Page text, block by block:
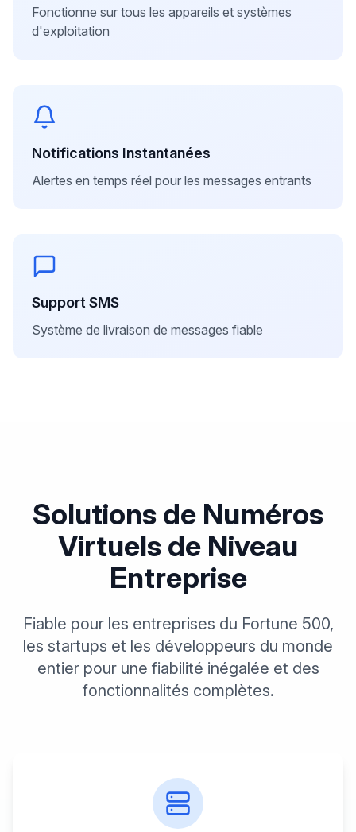
Fonctionne sur tous les appareils et systèmes
d'exploitation
Notifications Instantanées
Alertes en temps réel pour les messages entrants
Support SMS
Système de livraison de messages fiable
Solutions de Numéros
Virtuels de Niveau
Entreprise
Fiable pour les entreprises du Fortune 500,
les startups et les développeurs du monde
entier pour une fiabilité inégalée et des
fonctionnalités complètes.